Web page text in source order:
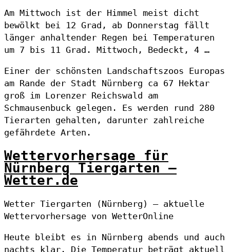
Am Mittwoch ist der Himmel meist dicht
bewölkt bei 12 Grad, ab Donnerstag fällt
länger anhaltender Regen bei Temperaturen
um 7 bis 11 Grad. Mittwoch, Bedeckt, 4 …
Einer der schönsten Landschaftszoos Europas
am Rande der Stadt Nürnberg ca 67 Hektar
groß im Lorenzer Reichswald am
Schmausenbuck gelegen. Es werden rund 280
Tierarten gehalten, darunter zahlreiche
gefährdete Arten.
Wettervorhersage für
Nürnberg Tiergarten –
Wetter.de
Wetter Tiergarten (Nürnberg) – aktuelle
Wettervorhersage von WetterOnline
Heute bleibt es in Nürnberg abends und auch
nachts klar. Die Temperatur beträgt aktuell